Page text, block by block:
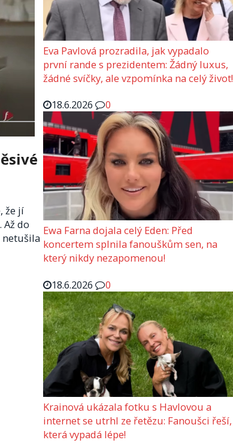
že jí
do
netušila
Eva Pavlová prozradila, jak vypadalo
první rande s prezidentem: Žádný luxus,
žádné svíčky, ale vzpomínka na celý život!
18.6.2026
0
Ewa Farna dojala celý Eden: Před
koncertem splnila fanouškům sen, na
který nikdy nezapomenou!
18.6.2026
0
Krainová ukázala fotku s Havlovou a
internet se utrhl ze řetězu: Fanoušci řeší,
která vypadá lépe!